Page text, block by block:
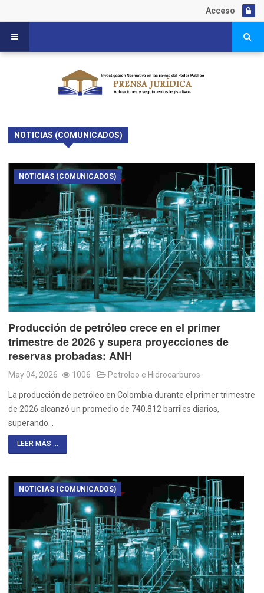
Acceso
NOTICIAS (COMUNICADOS)
NOTICIAS (COMUNICADOS)
Producción de petróleo crece en el primer
trimestre de 2026 y supera proyecciones de
reservas probadas: ANH
May 04, 2026 1006 Petroleo e Hidrocarburos
La producción de petróleo en Colombia durante el primer trimestre
de 2026 alcanzó un promedio de 740.812 barriles diarios,
superando…
LEER MÁS ...
NOTICIAS (COMUNICADOS)